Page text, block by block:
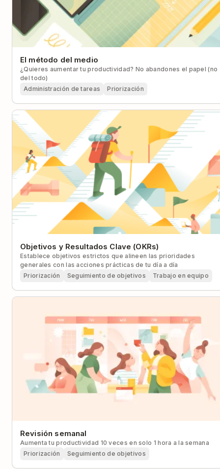
El método del medio
¿Quieres aumentar tu productividad? No abandones el papel (no
del todo)
Administración de tareas
Priorización
Objetivos y Resultados Clave (OKRs)
Establece objetivos estrictos que alineen las prioridades
generales con las acciones prácticas de tu día a día
Priorización
Seguimiento de objetivos Trabajo en equipo
Revisión semanal
Aumenta tu productividad 10 veces en solo 1 hora a la semana
Priorización
Seguimiento de objetivos